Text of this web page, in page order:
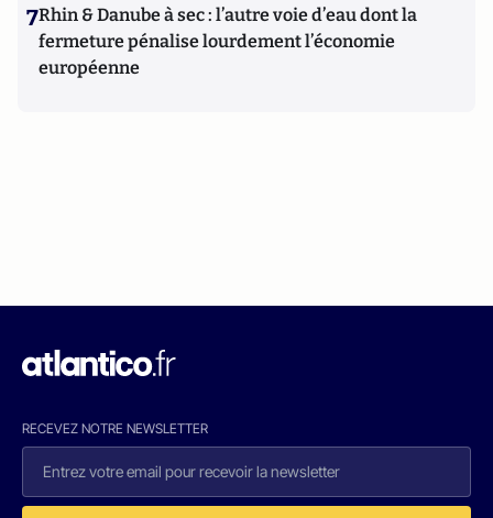
7Rhin & Danube à sec : l’autre voie d’eau dont la
fermeture pénalise lourdement l’économie
européenne
RECEVEZ NOTRE NEWSLETTER